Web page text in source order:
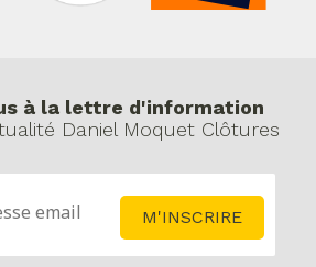
à la lettre d'information
Daniel Moquet Clôtures